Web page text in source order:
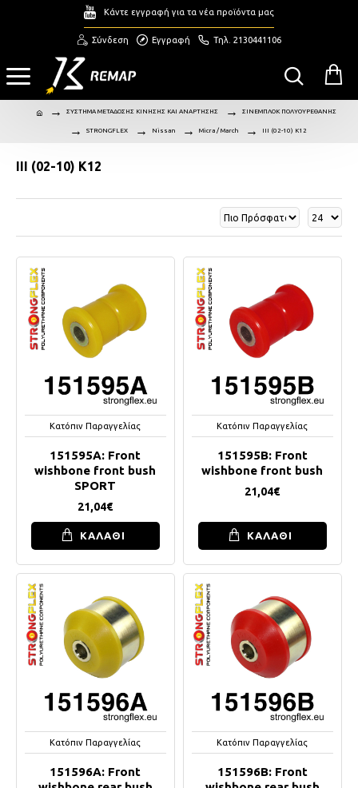
Κάντε εγγραφή για τα νέα προϊόντα μας
Σύνδεση Εγγραφή Τηλ. 2130441106
ΣΥΣΤΗΜΑ ΜΕΤΑΔΟΣΗΣ ΚΙΝΗΣΗΣ ΚΑΙ ΑΝΑΡΤΗΣΗΣ ΣΙΝΕΜΠΛΟΚ ΠΟΛΥΟΥΡΕΘΑΝΗΣ
STRONGFLEX Nissan Micra / March III (02-10) K12
III (02-10) K12
Κατόπιν Παραγγελίας
151595A: Front
wishbone front bush
SPORT
21,04€
ΚΑΛΑΘΙ
Κατόπιν Παραγγελίας
151595B: Front
wishbone front bush
21,04€
ΚΑΛΑΘΙ
Κατόπιν Παραγγελίας
151596A: Front
Κατόπιν Παραγγελίας
151596B: Front